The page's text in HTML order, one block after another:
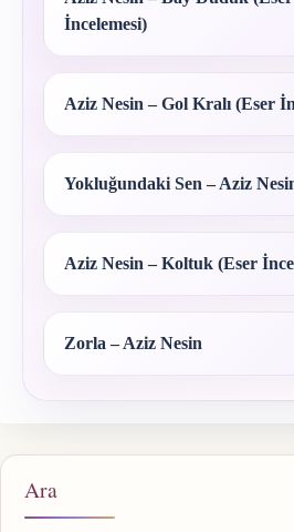
İncelemesi)
Aziz Nesin – Gol Kralı (Eser
Yokluğundaki Sen – Aziz
Aziz Nesin – Koltuk (Eser
Zorla – Aziz Nesin
Ara